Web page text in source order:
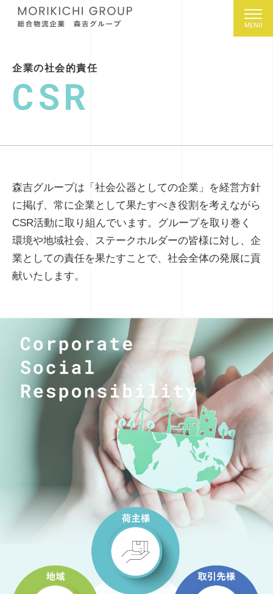
企業の社会的責任
CSR
森吉グループは「社会公器としての企業」を経営方針
に掲げ、常に企業として果たすべき役割を考えながら
CSR活動に取り組んでいます。グループを取り巻く
環境や地域社会、ステークホルダーの皆様に対し、企
業としての責任を果たすことで、社会全体の発展に貢
献いたします。